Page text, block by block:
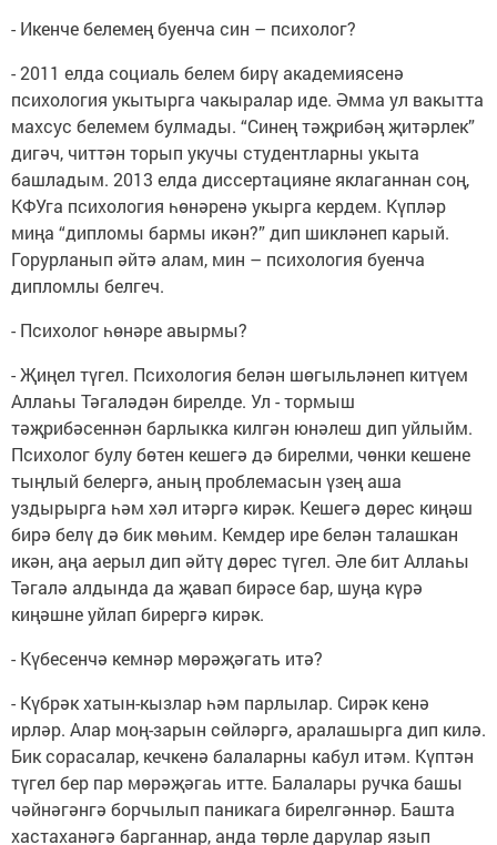
- Икенче белемең буенча син – психолог?
- 2011 елда социаль белем бирү академиясенә
психология укытырга чакыралар иде. Әмма ул вакытта
махсус белемем булмады. “Синең тәҗрибәң җитәрлек”
дигәч, читтән торып укучы студентларны укыта
башладым. 2013 елда диссертацияне яклаганнан соң,
КФУга психология һөнәренә укырга кердем. Күпләр
миңа “дипломы бармы икән?” дип шикләнеп карый.
Горурланып әйтә алам, мин – психология буенча
дипломлы белгеч.
- Психолог һөнәре авырмы?
- Җиңел түгел. Психология белән шөгыльләнеп китүем
Аллаһы Тәгаләдән бирелде. Ул - тормыш
тәҗрибәсеннән барлыкка килгән юнәлеш дип уйлыйм.
Психолог булу бөтен кешегә дә бирелми, чөнки кешене
тыңлый белергә, аның проблемасын үзең аша
уздырырга һәм хәл итәргә кирәк. Кешегә дөрес киңәш
бирә белү дә бик мөһим. Кемдер ире белән талашкан
икән, аңа аерыл дип әйтү дөрес түгел. Әле бит Аллаһы
Тәгалә алдында да җавап бирәсе бар, шуңа күрә
киңәшне уйлап бирергә кирәк.
- Күбесенчә кемнәр мөрәҗәгать итә?
- Күбрәк хатын-кызлар һәм парлылар. Сирәк кенә
ирләр. Алар моң-зарын сөйләргә, аралашырга дип килә.
Бик сорасалар, кечкенә балаларны кабул итәм. Күптән
түгел бер пар мөрәҗәгаь итте. Балалары ручка башы
чәйнәгәнгә борчылып паникага бирелгәннәр. Башта
хастаханәгә барганнар, анда төрле дарулар язып